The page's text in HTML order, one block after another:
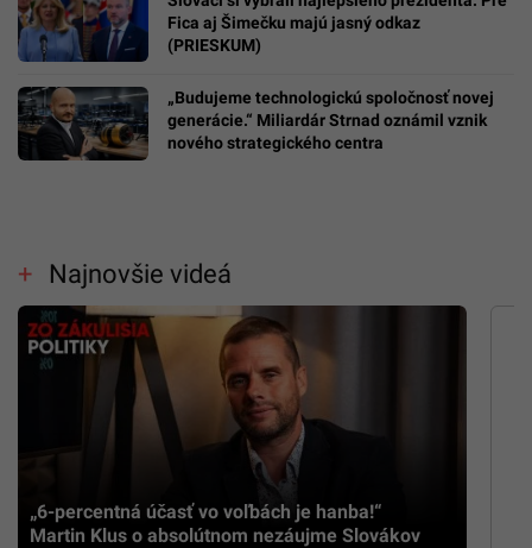
Fica aj Šimečku majú jasný odkaz
(PRIESKUM)
„Budujeme technologickú spoločnosť novej
generácie.“ Miliardár Strnad oznámil vznik
nového strategického centra
Najnovšie videá
„6-percentná účasť vo voľbách je hanba!“
Martin Klus o absolútnom nezáujme Slovákov